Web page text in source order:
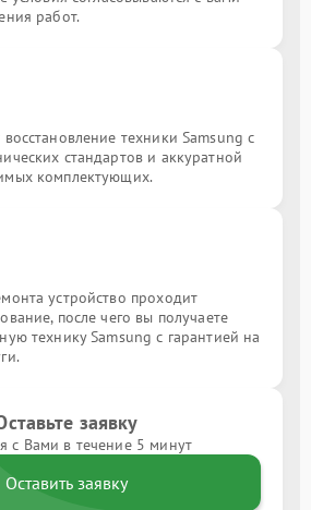
работ.
техники Samsung с
стандартов и аккуратной
комплектующих.
устройство проходит
после чего вы получаете
технику Samsung с гарантией на
заявку
с Вами в течение 5 минут
Оставить заявку